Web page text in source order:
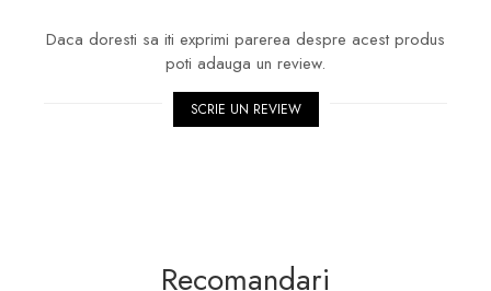
Daca doresti sa iti exprimi parerea despre acest produs
poti adauga un review.
SCRIE UN REVIEW
Recomandari